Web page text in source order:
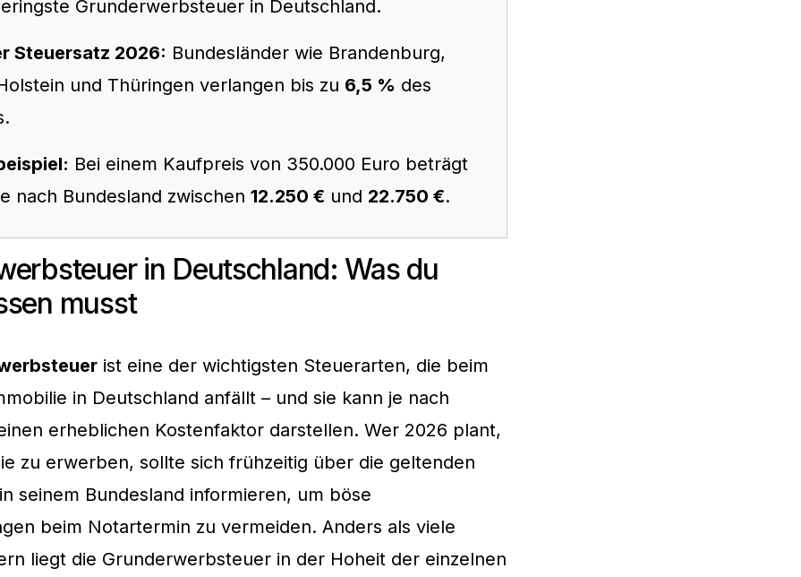
Grunderwerbsteuer in Deutschland.
Steuersatz 2026: Bundesländer wie Brandenburg,
und Thüringen verlangen bis zu 6,5 % des
Bei einem Kaufpreis von 350.000 Euro beträgt
nach Bundesland zwischen 12.250 € und 22.750 €.
in Deutschland: Was du
musst
ist eine der wichtigsten Steuerarten, die beim
in Deutschland anfällt – und sie kann je nach
erheblichen Kostenfaktor darstellen. Wer 2026 plant,
zu erwerben, sollte sich frühzeitig über die geltenden
seinem Bundesland informieren, um böse
beim Notartermin zu vermeiden. Anders als viele
liegt die Grunderwerbsteuer in der Hoheit der einzelnen